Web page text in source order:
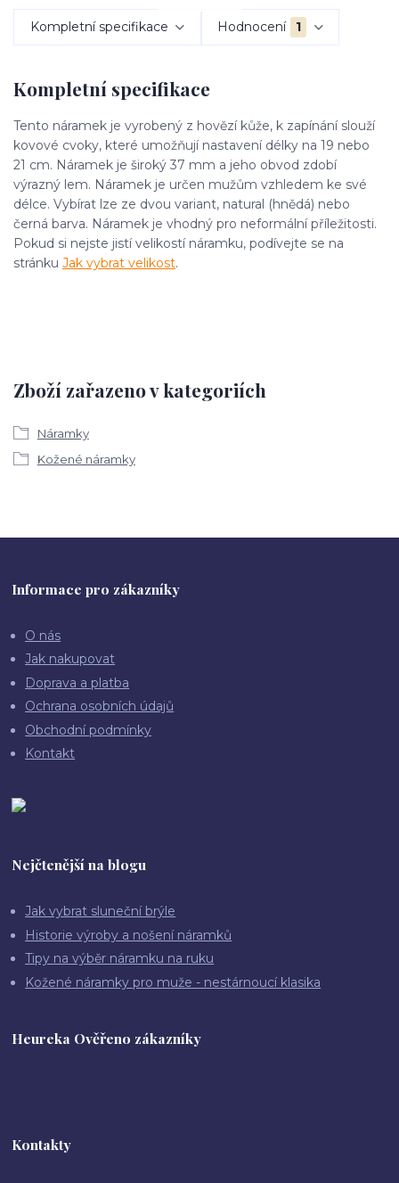
Kompletní specifikace Hodnocení 1
Kompletní specifikace
Tento náramek je vyrobený z hovězí kůže, k zapínání slouží
kovové cvoky, které umožňují nastavení délky na 19 nebo
21 cm. Náramek je široký 37 mm a jeho obvod zdobí
výrazný lem. Náramek je určen mužům vzhledem ke své
délce. Vybírat lze ze dvou variant, natural (hnědá) nebo
černá barva. Náramek je vhodný pro neformální příležitosti.
Pokud si nejste jistí velikostí náramku, podívejte se na
stránku Jak vybrat velikost.
Zboží zařazeno v kategoriích
Náramky
Kožené náramky
Informace pro zákazníky
O nás
Jak nakupovat
Doprava a platba
Ochrana osobních údajů
Obchodní podmínky
Kontakt
Nejčtenější na blogu
Jak vybrat sluneční brýle
Historie výroby a nošení náramků
Tipy na výběr náramku na ruku
Kožené náramky pro muže - nestárnoucí klasika
Heureka Ověřeno zákazníky
Kontakty